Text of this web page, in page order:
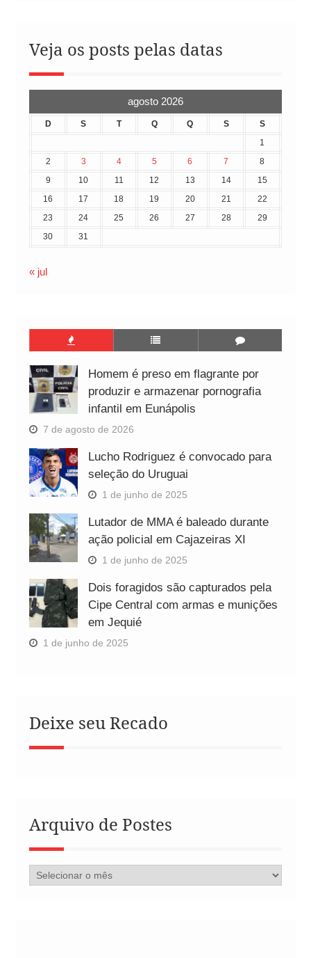
Veja os posts pelas datas
agosto 2026
D S T Q Q S
S
1
2
3 4 5 6 7
8
9
10 11 12 13 14
15
16
17 18 19 20 21
22
23
24 25 26 27 28
29
30
31
« jul
Homem é preso em flagrante por
produzir e armazenar pornografia
infantil em Eunápolis
7 de agosto de 2026
Lucho Rodriguez é convocado para
seleção do Uruguai
1 de junho de 2025
Lutador de MMA é baleado durante
ação policial em Cajazeiras XI
1 de junho de 2025
Dois foragidos são capturados pela
Cipe Central com armas e munições
em Jequié
1 de junho de 2025
Deixe seu Recado
Arquivo de Postes
Arquivo
de